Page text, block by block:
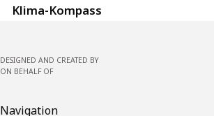
Klima-Kompass
DESIGNED AND CREATED BY
ON BEHALF OF
Navigation